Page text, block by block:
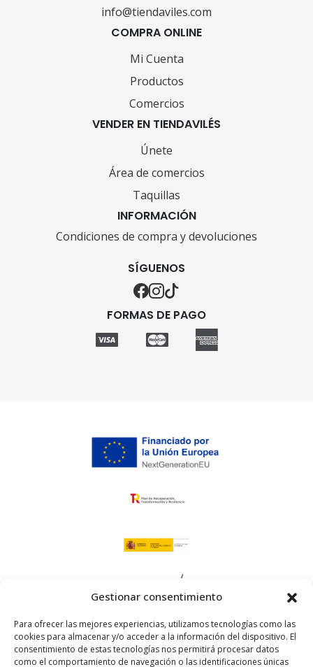
Gestionar consentimiento
Para ofrecer las mejores experiencias, utilizamos tecnologías como las
cookies para almacenar y/o acceder a la información del dispositivo. El
consentimiento de estas tecnologías nos permitirá procesar datos
como el comportamiento de navegación o las identificaciones únicas
info@tiendaviles.com
COMPRA ONLINE
Mi Cuenta
Productos
Comercios
VENDER EN TIENDAVILÉS
Únete
Área de comercios
Taquillas
INFORMACIÓN
Condiciones de compra y devoluciones
SÍGUENOS
FORMAS DE PAGO